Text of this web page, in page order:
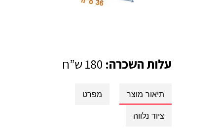
עלות השכרה: 180 ש”ח
תיאור מוצר מפרט
ציוד נלווה